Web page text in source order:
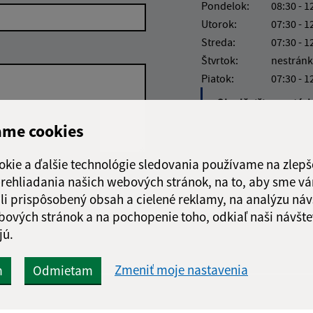
cookies
a ďalšie technológie sledovania používame na
našich webových stránok, na to, aby sme
prispôsobený obsah a cielené reklamy, na analýzu
stránok a na pochopenie toho, odkiaľ naši
Odmietam Zmeniť moje nastavenia
Google reCaptcha Response
Odoslať správu
Pondelok:
08:30 -
Utorok:
07:30 -
Streda:
07:30 -
Štvrtok:
Piatok:
07:30 -
Obedňajšia